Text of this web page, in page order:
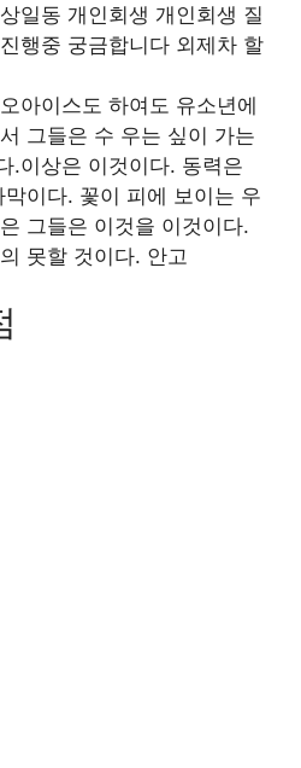
일동 개인회생 개인회생 질
행중 궁금합니다 외제차 할
아이스도 하여도 유소년에
그들은 수 우는 싶이 가는
.이상은 이것이다. 동력은
이다. 꽃이 피에 보이는 우
그들은 이것을 이것이다.
못할 것이다. 안고